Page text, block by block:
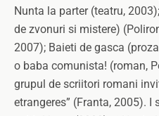
Nunta la parter (teatru,
de zvonuri si mistere)
2007); Baieti de gasca
o baba comunista! (roman,
grupul de scriitori romani
etrangeres” (Franta, 2005). I